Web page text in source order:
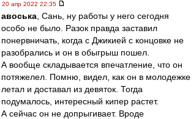
20 апр 2022 22:35
авоська , Сань, ну работы у него сегодня
особо не было. Разок правда заставил
понервничать, когда с Джикией с концовке не
разобрались и он в обыгрыш пошел.
А вообще складывается впечатление, что он
потяжелел. Помню, видел, как он в молодежке
летал и доставал из девяток. Тогда
подумалось, интересный кипер растет.
А сейчас он не допрыгивает. Вроде